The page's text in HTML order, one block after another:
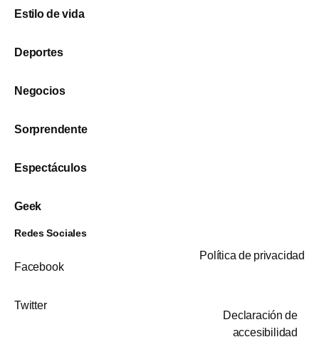
Estilo de vida
Deportes
Negocios
Sorprendente
Espectáculos
Geek
Redes Sociales
Facebook
Twitter
Política de privacidad
Declaración de
accesibilidad